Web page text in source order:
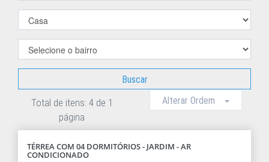
Buscar
Total de itens: 4 de 1
página
Alterar Ordem
TÉRREA COM 04 DORMITÓRIOS - JARDIM - AR
CONDICIONADO